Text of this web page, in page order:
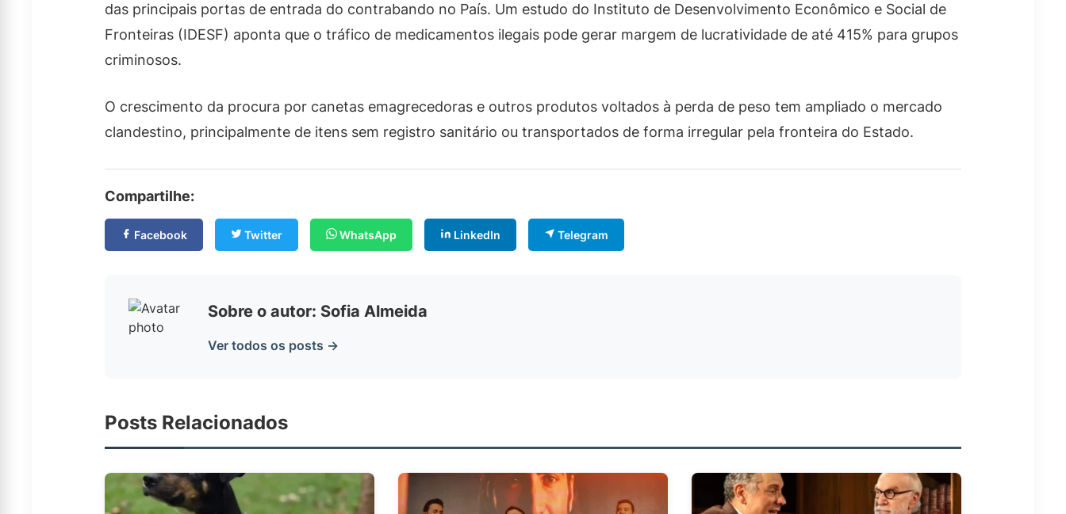
das principais portas de entrada do contrabando no País. Um estudo do Instituto de Desenvolvimento Econômico e Social de
Fronteiras (IDESF) aponta que o tráfico de medicamentos ilegais pode gerar margem de lucratividade de até 415% para grupos
criminosos.
O crescimento da procura por canetas emagrecedoras e outros produtos voltados à perda de peso tem ampliado o mercado
clandestino, principalmente de itens sem registro sanitário ou transportados de forma irregular pela fronteira do Estado.
Compartilhe:
Facebook Twitter WhatsApp LinkedIn Telegram
Sobre o autor: Sofia Almeida
Ver todos os posts →
Posts Relacionados